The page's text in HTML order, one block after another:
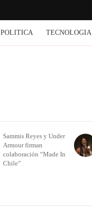
POLITICA TECNOLOGIA
Sammis Reyes y Under
Armour firman
colaboración “Made In
Chile”